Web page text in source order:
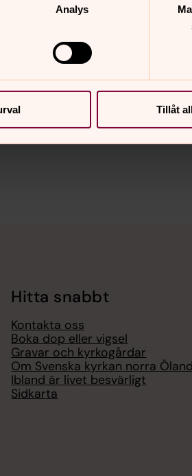
Analys
Tillåt
Hitta snabbt
Kontakta oss
Boka dop eller vigsel
Gravar och kyrkogårdar
Om Svenska kyrkan norra Öland
Ibland är livet besvärligt
Sidkarta